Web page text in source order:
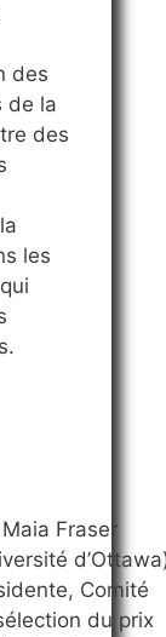
des
de la
des
les
Fraser
Comité
du prix